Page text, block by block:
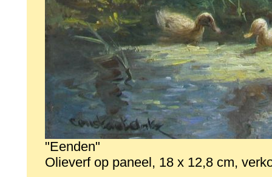
"Eenden"
Olieverf op paneel, 18 x 12,8 cm,